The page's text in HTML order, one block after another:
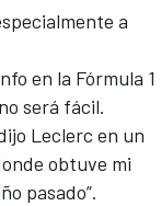
a
en la Fórmula 1
será fácil.
Leclerc en un
obtuve mi
pasado”.